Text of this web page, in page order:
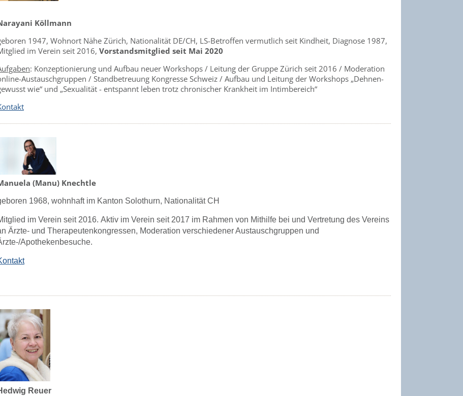
Köllmann
1947, Wohnort Nähe Zürich, Nationalität DE/CH, LS-Betroffen vermutlich seit Kindheit, Diagnose 1987,
im Verein seit 2016, Vorstandsmitglied seit Mai 2020
: Konzeptionierung und Aufbau neuer Workshops / Leitung der Gruppe Zürich seit 2016 / Moderation
Austauschgruppen / Standbetreuung Kongresse Schweiz / Aufbau und Leitung der Workshops „Dehnen-
wie“ und „Sexualität - entspannt leben trotz chronischer Krankheit im Intimbereich“
(Manu) Knechtle
1968, wohnhaft im Kanton Solothurn, Nationalität CH
im Verein seit 2016. Aktiv im Verein seit 2017 im Rahmen von Mithilfe bei und Vertretung des Vereins
Ärzte- und Therapeutenkongressen, Moderation verschiedener Austauschgruppen und
Apothekenbesuche.
Reuer